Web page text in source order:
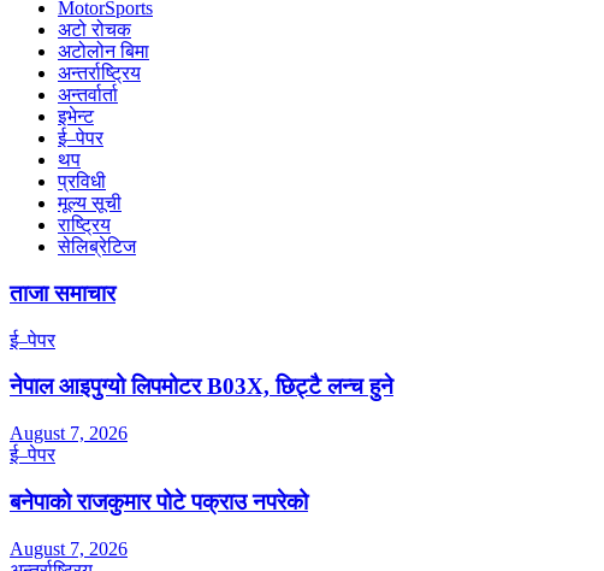
MotorSports
अटो रोचक
अटोलोन बिमा
अन्तर्राष्ट्रिय
अन्तर्वार्ता
इभेन्ट
ई–पेपर
थप
प्रविधी
मूल्य सूची
राष्ट्रिय
सेलिब्रेटिज
ताजा समाचार
ई–पेपर
नेपाल आइपुग्यो लिपमोटर B03X, छिट्टै लन्च हुने
August 7, 2026
ई–पेपर
बनेपाको राजकुमार पोटे पक्राउ नपरेको
August 7, 2026